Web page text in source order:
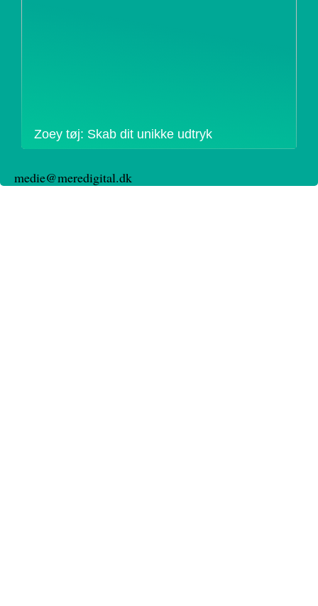
Zoey tøj: Skab dit unikke udtryk
medie@meredigital.dk